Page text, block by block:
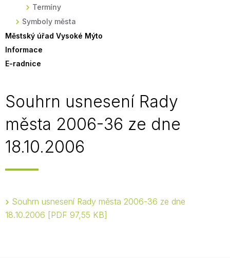
Termíny
Symboly města
Městský úřad Vysoké Mýto
Informace
E-radnice
Souhrn usnesení Rady
města 2006-36 ze dne
18.10.2006
Souhrn usnesení Rady města 2006-36 ze dne
18.10.2006
PDF 97,55 KB